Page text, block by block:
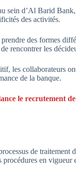
sein d’Al Barid
des activités.
des formes
rencontrer les
les collaborateurs
de la banque.
le recrutement
de traitement
procédures en vigueur